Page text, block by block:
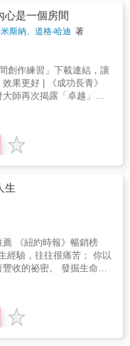
會&rarr;美國東北大學的史
「因為他人導致的壓
幫助。但如果壓力是來
有可能成為正向壓
心智」的人&rarr;愈能提
俄亥俄大學心理學教授史
白日夢的人，容易產生
。」※本書為2013年6月出
職場心理全事典》改版。
的120則心理技巧，教你透
讀心，彈性應對各種社
人性規則！&◆「瞬間判
秒懂對方真心&rarr;美國
利斯博士：「想要說服
就是關照他們的『自尊
動他人&rarr;運用模式、
來說服&rarr;美國耶魯大
勒：「先入為主觀念強
者&rarr;懂得善用「心理
著名心理學家海姆．
讓人開心，但要讓人感
請運用『三明治法』。」
請將「瓶頸」視為突
&rarr;美國東北大學的史
「因為他人導致的壓
幫助。但如果壓力是來
有可能成為正向壓
心智」的人&rarr;愈能提
俄亥俄大學心理學教授史
做白日夢的人，容易產生
的思考能力，請從培養
」※本書為2013年6月出
職場心理全事典》改版。
心是一個房間
斯納、道格‧哈迪 著
創作練習」下載連結，讓
《成功長青》
師再次揭露「卓越」的
天都有解決不完的新危
、東西太多，必須做的事
充滿無法控制的噪音和鬧
的
且已經讓成千上萬的生
先請你想像一下：
你的一生都在裡面度
和這些人有什麼關係呢？
任何人進來以後，他就
裡──根據神經學家研究，
是壞，永遠都會持續影響
內心是一個
生
《紐約時報》暢銷榜
經驗，往往很痛苦； 你以
收的祕密。 發掘生命價
為只要認真努力，擁抱
無旁騖，犧牲個人生活，